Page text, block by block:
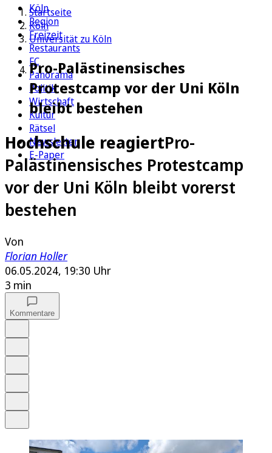
Köln
Region
Freizeit
Restaurants
FC
Panorama
Politik
Wirtschaft
Kultur
Rätsel
Newsletter
E-Paper
Startseite
Köln
Universität zu Köln
Pro-Palästinensisches
Protestcamp vor der Uni Köln
bleibt bestehen
Hochschule reagiertPro-
Palästinensisches Protestcamp
vor der Uni Köln bleibt vorerst
bestehen
Von
Florian Holler
06.05.2024, 19:30 Uhr
3 min
Kommentare